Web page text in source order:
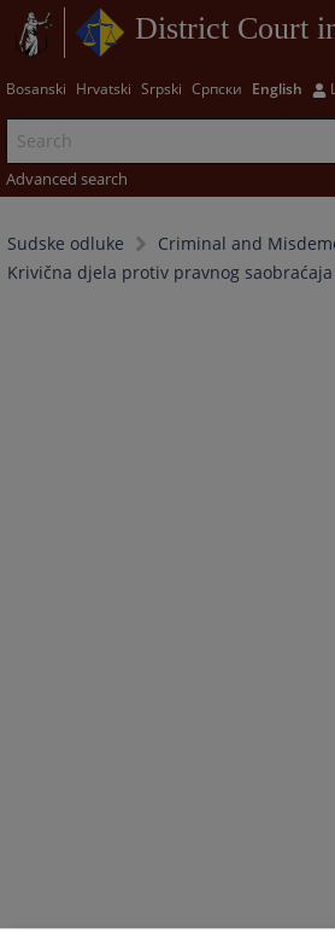
District Court
Bosanski Hrvatski Srpski Српски English
Advanced search
Sudske odluke
Criminal and
Krivična djela protiv pravnog saobraćaja